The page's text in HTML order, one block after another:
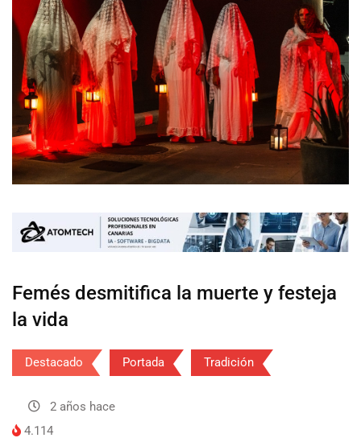
Femés desmitifica la muerte y festeja
la vida
Destacado Portada Tradición
2 años hace
4.114